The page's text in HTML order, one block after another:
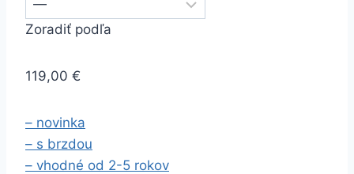
Zoradiť podľa
119,00 €
– novinka
– s brzdou
– vhodné od 2-5 rokov